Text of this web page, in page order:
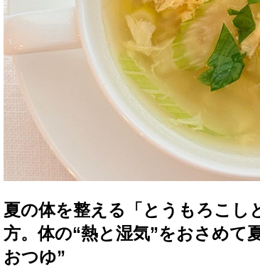
夏の体を整える「とうもろこし
方。体の“熱と湿気”をおさめて
おつゆ”